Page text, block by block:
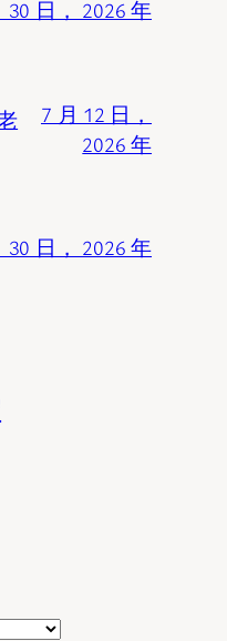
30 日， 2026 年
7 月 12 日，
2026 年
30 日， 2026 年